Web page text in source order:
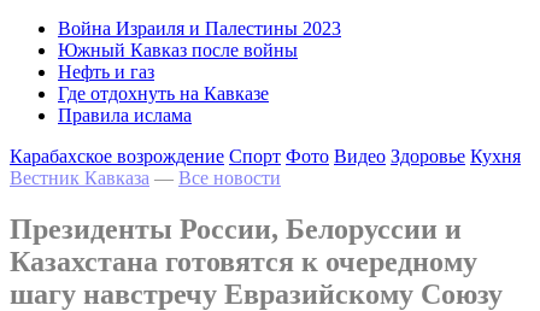
Война Израиля и Палестины 2023
Южный Кавказ после войны
Нефть и газ
Где отдохнуть на Кавказе
Правила ислама
Карабахское возрождение Спорт Фото Видео Здоровье Кухня
Вестник Кавказа — Все новости
Президенты России, Белоруссии и
Казахстана готовятся к очередному
шагу навстречу Евразийскому Союзу